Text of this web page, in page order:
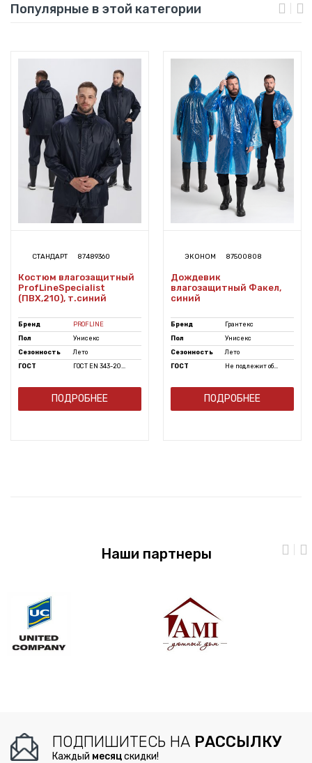
Популярные в этой категории
СТАНДАРТ 87489360
Костюм влагозащитный
ProfLineSpecialist
(ПВХ,210), т.синий
Бренд
PROFLINE
Пол
Унисекс
Сезонность
Лето
ГОСТ
ГОСТ EN 343-20...
ПОДРОБНЕЕ
ЭКОНОМ 87500808
Дождевик
влагозащитный Факел,
синий
Бренд
Грантекс
Пол
Унисекс
Сезонность
Лето
ГОСТ
Не подлежит об...
ПОДРОБНЕЕ
Наши партнеры
ПОДПИШИТЕСЬ НА РАССЫЛКУ
Каждый месяцскидки!